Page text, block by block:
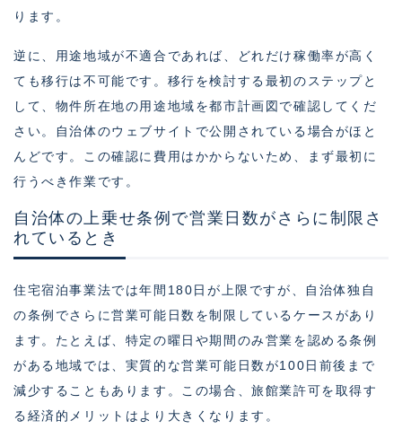
ります。
逆に、用途地域が不適合であれば、どれだけ稼働率が高く
ても移行は不可能です。移行を検討する最初のステップと
して、物件所在地の用途地域を都市計画図で確認してくだ
さい。自治体のウェブサイトで公開されている場合がほと
んどです。この確認に費用はかからないため、まず最初に
行うべき作業です。
自治体の上乗せ条例で営業日数がさらに制限さ
れているとき
住宅宿泊事業法では年間180日が上限ですが、自治体独自
の条例でさらに営業可能日数を制限しているケースがあり
ます。たとえば、特定の曜日や期間のみ営業を認める条例
がある地域では、実質的な営業可能日数が100日前後まで
減少することもあります。この場合、旅館業許可を取得す
る経済的メリットはより大きくなります。